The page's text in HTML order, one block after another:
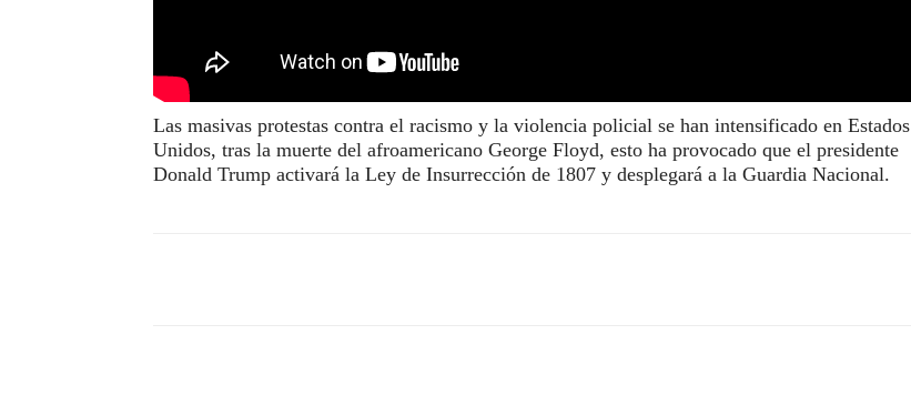
Las masivas protestas contra el racismo y la violencia policial se han intensificado en Estados
Unidos, tras la muerte del afroamericano George Floyd, esto ha provocado que el presidente
Donald Trump activará la Ley de Insurrección de 1807 y desplegará a la Guardia Nacional.